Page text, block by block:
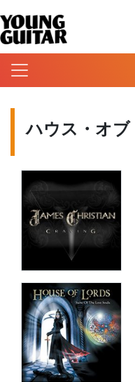
ハウス・オブ